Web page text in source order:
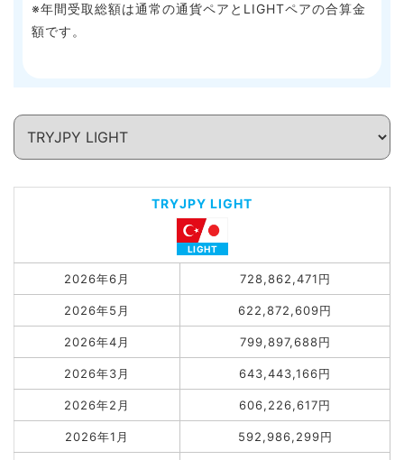
※年間受取総額は通常の通貨ペアとLIGHTペアの合算金
額です。
TRYJPY LIGHT
2026年6月 728,862,471円
2026年5月 622,872,609円
2026年4月 799,897,688円
2026年3月 643,443,166円
2026年2月 606,226,617円
2026年1月 592,986,299円